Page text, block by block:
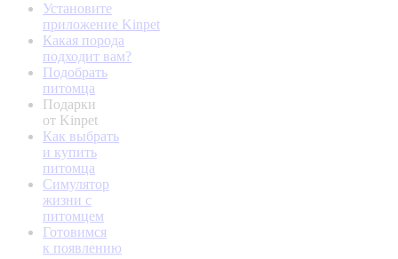
Установите
приложение Kinpet
Какая порода
подходит вам?
Подобрать
питомца
Подарки
от Kinpet
Как выбрать
и купить
питомца
Симулятор
жизни с
питомцем
Готовимся
к появлению